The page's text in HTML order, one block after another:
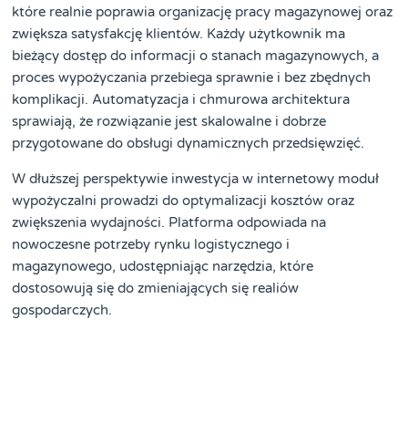
które realnie poprawia organizację pracy magazynowej oraz
zwiększa satysfakcję klientów. Każdy użytkownik ma
bieżący dostęp do informacji o stanach magazynowych, a
proces wypożyczania przebiega sprawnie i bez zbędnych
komplikacji. Automatyzacja i chmurowa architektura
sprawiają, że rozwiązanie jest skalowalne i dobrze
przygotowane do obsługi dynamicznych przedsięwzięć.
W dłuższej perspektywie inwestycja w internetowy moduł
wypożyczalni prowadzi do optymalizacji kosztów oraz
zwiększenia wydajności. Platforma odpowiada na
nowoczesne potrzeby rynku logistycznego i
magazynowego, udostępniając narzędzia, które
dostosowują się do zmieniających się realiów
gospodarczych.